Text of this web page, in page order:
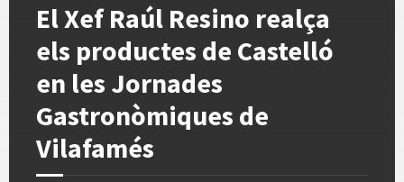
El Xef Raúl Resino realça
els productes de Castelló
en les Jornades
Gastronòmiques de
Vilafamés